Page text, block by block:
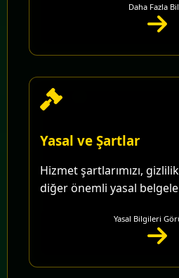
Daha Fazla
Yasal ve Şartlar
Hizmet şartlarımızı,
diğer önemli yasal
Yasal Bilgileri